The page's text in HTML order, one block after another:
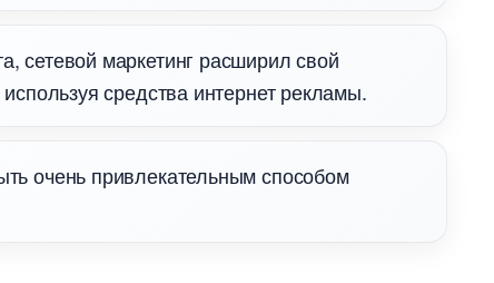
сетевой маркетинг расширил свой
средства интернет рекламы.
очень привлекательным способом